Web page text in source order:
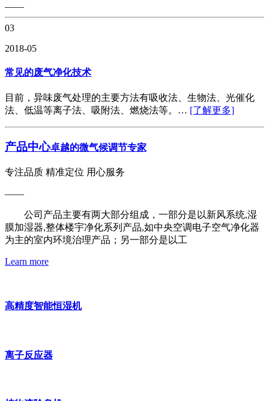
——
03
2018-05
常见的废气净化技术
目前，异味废气处理的主要方法有吸收法、生物法、光催化
法、低温等离子法、吸附法、燃烧法等。… [了解更多]
产品中心卓越的微气候调节专家
专注品质 精准定位 用心服务
——
公司产品主要有两大部分组成，一部分是以新风系统,湿
膜加湿器,整体楼宇净化系列产品,如中央空调电子空气净化器
为主的室内环境治理产品；另一部分是以工
Learn more
高精度智能恒湿机
离子反应器